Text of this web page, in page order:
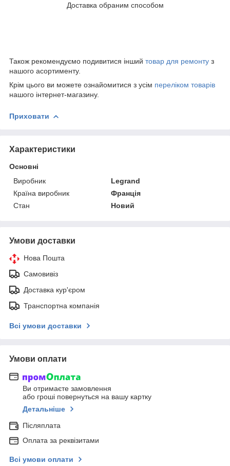
Доставка обраним способом
Також рекомендуємо подивитися інший товар для ремонту з
нашого асортименту.
Крім цього ви можете ознайомитися з усім переліком товарів
нашого інтернет-магазину.
Приховати
Характеристики
Основні
Виробник
Legrand
Країна виробник
Франція
Стан
Новий
Умови доставки
Нова Пошта
Самовивіз
Доставка кур'єром
Транспортна компанія
Всі умови доставки
Умови оплати
Ви отримаєте замовлення
або гроші повернуться на вашу картку
Детальніше
Післяплата
Оплата за реквізитами
Всі умови оплати